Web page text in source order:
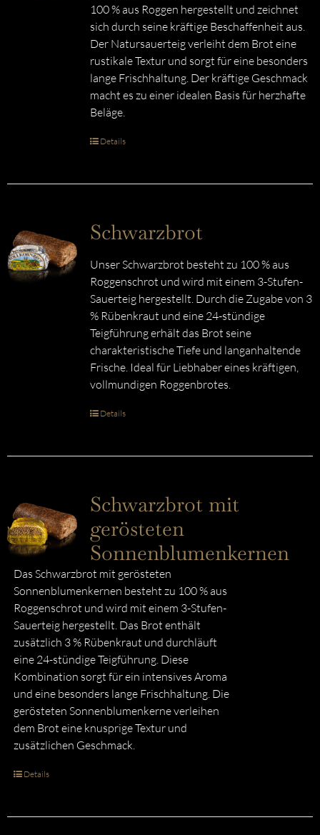
100 % aus Roggen hergestellt und zeichnet
sich durch seine kräftige Beschaffenheit aus.
Der Natursauerteig verleiht dem Brot eine
rustikale Textur und sorgt für eine besonders
lange Frischhaltung. Der kräftige Geschmack
macht es zu einer idealen Basis für herzhafte
Beläge.
Details
Schwarzbrot
Unser Schwarzbrot besteht zu 100 % aus
Roggenschrot und wird mit einem 3-Stufen-
Sauerteig hergestellt. Durch die Zugabe von 3
% Rübenkraut und eine 24-stündige
Teigführung erhält das Brot seine
charakteristische Tiefe und langanhaltende
Frische. Ideal für Liebhaber eines kräftigen,
vollmundigen Roggenbrotes.
Details
Schwarzbrot mit
gerösteten
Sonnenblumenkernen
Das Schwarzbrot mit gerösteten
Sonnenblumenkernen besteht zu 100 % aus
Roggenschrot und wird mit einem 3-Stufen-
Sauerteig hergestellt. Das Brot enthält
zusätzlich 3 % Rübenkraut und durchläuft
eine 24-stündige Teigführung. Diese
Kombination sorgt für ein intensives Aroma
und eine besonders lange Frischhaltung. Die
gerösteten Sonnenblumenkerne verleihen
dem Brot eine knusprige Textur und
zusätzlichen Geschmack.
Details